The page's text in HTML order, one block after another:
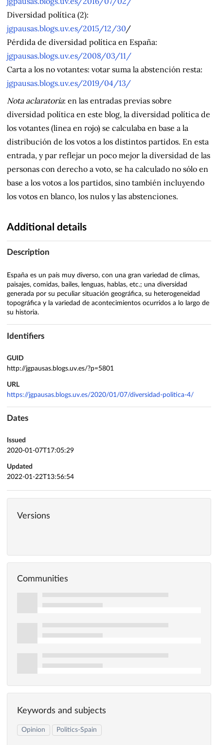
Diversidad política (2):
jgpausas.blogs.uv.es/2015/12/30/
Pérdida de diversidad política en España:
jgpausas.blogs.uv.es/2008/03/11/
Carta a los no votantes: votar suma la abstención resta:
jgpausas.blogs.uv.es/2019/04/13/
Nota aclaratoria: en las entradas previas sobre
diversidad política en este blog, la diversidad política de
los votantes (linea en rojo) se calculaba en base a la
distribución de los votos a los distintos partidos. En esta
entrada, y par reflejar un poco mejor la diversidad de las
personas con derecho a voto, se ha calculado no sólo en
base a los votos a los partidos, sino también incluyendo
los votos en blanco, los nulos y las abstenciones.
Additional details
Description
España es un país muy diverso, con una gran variedad de climas,
paisajes, comidas, bailes, lenguas, hablas, etc.; una diversidad
generada por su peculiar situación geográfica, su heterogeneidad
topográfica y la variedad de acontecimientos ocurridos a lo largo de
su historia.
Identifiers
GUID
http://jgpausas.blogs.uv.es/?p=5801
URL
https://jgpausas.blogs.uv.es/2020/01/07/diversidad-politica-4/
Dates
Issued
2020-01-07T17:05:29
Updated
2022-01-22T13:56:54
Versions
Communities
Keywords and subjects
Opinion Politics-Spain